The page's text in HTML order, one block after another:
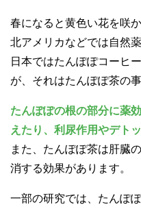
春になると黄色い花を咲
北アメリカなどでは自然
日本ではたんぽぽコーヒ
が、それはたんぽぽ茶の
たんぽぽの根の部分に薬
えたり、利尿作用やデト
また、たんぽぽ茶は肝臓
消する効果があります。
一部の研究では、たんぽ